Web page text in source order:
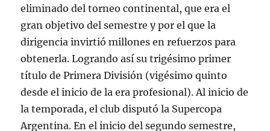
eliminado del torneo continental, que era el
gran objetivo del semestre y por el que la
dirigencia invirtió millones en refuerzos para
obtenerla. Logrando así su trigésimo primer
título de Primera División (vigésimo quinto
desde el inicio de la era profesional). Al inicio de
la temporada, el club disputó la Supercopa
Argentina. En el inicio del segundo semestre,